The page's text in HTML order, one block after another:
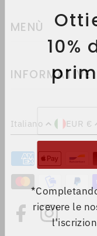
MENÙ
INFORMATIVE
Italiano EUR €
10%
ricevere le